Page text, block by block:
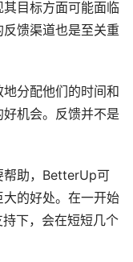
目标方面可能面临
馈渠道也是至关重
分配他们的时间和
机会。反馈并不是
帮助，BetterUp可
的好处。在一开始
下，会在短短几个